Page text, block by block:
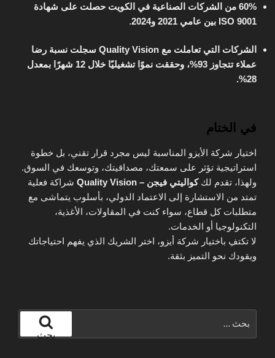
60% من الشركات الصناعية في الكويت حصلت على شهادة
ISO 9001 بين عامي 2021 و2024
.
الشركات التي تعاملت مع Quality Vision سجلت نسبة رضا
عملاء تتجاوز 93%، وحققت نموًا تشغيليًا خلال 12 شهرًا بمعدل
28%.
في الختام
اختيار شركة الأيزو المناسبة ليس مجرد قرار تقني، بل خطوة
استراتيجية تؤثر على سمعتك، مصداقيتك، وتوسعك في السوق.
ولهذا، تقدم لككواليتي فيجن – Quality Vision
شراكة فعلية
تمتد من الاستشارة إلى الاعتماد الدولي، بأسلوب يتماشى مع
متطلبات كل قطاع، سواء كنت في المقاولات، الأغذية،
التكنولوجيا أو الخدمات.
لا تكتفِ باختيار شركة أيزو، اختر الشريك الذي يفهم احتياجاتك
ويقودك نحو التميز بثقة.
عن:
بحث